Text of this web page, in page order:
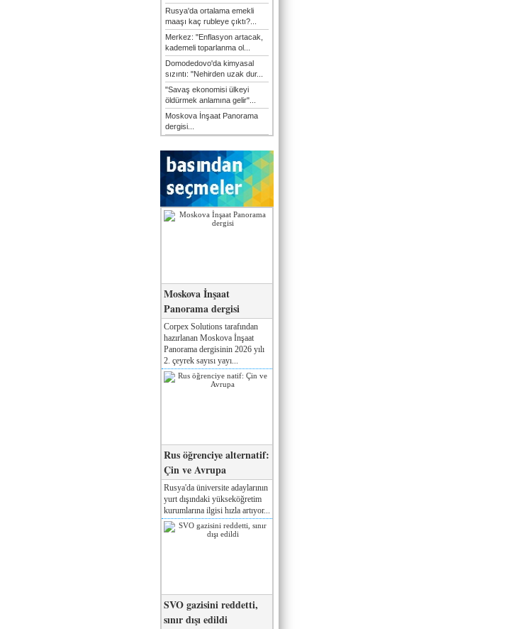
Rusya'da ortalama emekli
maaşı kaç rubleye çıktı?...
Merkez: "Enflasyon artacak,
kademeli toparlanma ol...
Domodedovo'da kimyasal
sızıntı: "Nehirden uzak dur...
"Savaş ekonomisi ülkeyi
öldürmek anlamına gelir"...
Moskova İnşaat Panorama
dergisi...
Moskova İnşaat
Panorama dergisi
Corpex Solutions tarafından
hazırlanan Moskova İnşaat
Panorama dergisinin 2026 yılı
2. çeyrek sayısı yayı...
Rus öğrenciye alternatif:
Çin ve Avrupa
Rusya'da üniversite adaylarının
yurt dışındaki yükseköğretim
kurumlarına ilgisi hızla artıyor...
SVO gazisini reddetti,
sınır dışı edildi